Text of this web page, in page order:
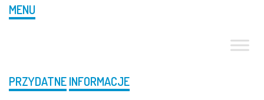
MENU
PRZYDATNEINFORMACJE